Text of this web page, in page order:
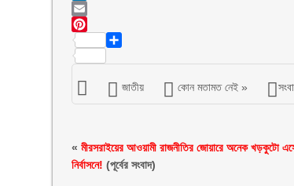
LinkedIn
Email
Pinterest
জাতীয় কোন মতামত নেই »
«মীরসরাইয়ের আওয়ামী রাজনীতির জোয়ারে অনেক খড়কুটো
নির্বাসনে! (পূর্বের সংবাদ)